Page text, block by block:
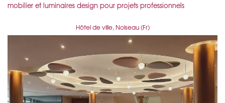
mobilier et luminaires design pour projets professionnels
Hôtel de ville, Noiseau (Fr)